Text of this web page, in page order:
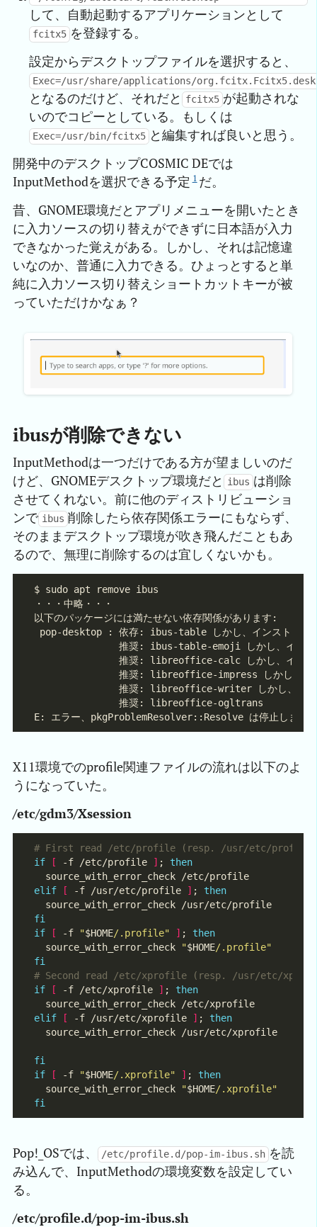
して、自動起動するアプリケーションとして
fcitx5 を登録する。
設定からデスクトップファイルを選択すると、
Exec=/usr/share/applications/
となるのだけど、それだと fcitx5 が起動されな
いのでコピーとしている。もしくは
Exec=/usr/bin/fcitx5 と編集すれば良いと思う。
開発中のデスクトップCOSMIC DEでは
InputMethodを選択できる予定 1 だ。
昔、GNOME環境だとアプリメニューを開いたとき
に入力ソースの切り替えができずに日本語が入力
できなかった覚えがある。しかし、それは記憶違
いなのか、普通に入力できる。ひょっとすると単
純に入力ソース切り替えショートカットキーが被
っていただけかなぁ？
ibusが削除できない
InputMethodは一つだけである方が望ましいのだ
けど、GNOMEデスクトップ環境だと
ibus は削除
させてくれない。前に他のディストリビューショ
ンで ibus 削除したら依存関係エラーにもならず、
そのままデスクトップ環境が吹き飛んだこともあ
るので、無理に削除するのは宜しくないかも。
X11環境でのprofile関連ファイルの流れは以下のよ
うになっていた。
/etc/gdm3/Xsession
# First read /etc/profile (resp. /usr/etc/
if
[ -f /etc/profile ] ; then
elif
[ -f /usr/etc/profile ] ; then
fi
if
[ -f "$HOME/.profile" ] ; then
  source_with_error_check
"$HOME/.profile"
fi
# Second read /etc/xprofile (resp. /usr/etc/
if
[ -f /etc/xprofile ] ; then
elif
[ -f /usr/etc/xprofile ] ; then
fi
if
[ -f "$HOME/.xprofile" ] ; then
  source_with_error_check
"$HOME/.xprofile"
fi
Pop!_OSでは、 /etc/profile.d/pop-im-ibus.sh を読
み込んで、InputMethodの環境変数を設定してい
る。
/etc/profile.d/pop-im-ibus.sh